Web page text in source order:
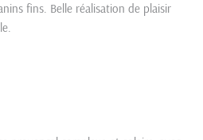
fins. Belle réalisation de plaisir